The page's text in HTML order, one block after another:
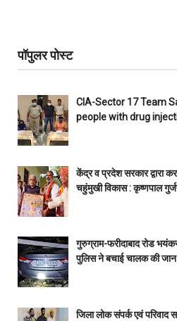
पॉपुलर पोस्ट
CIA-Sector 17 Team
people with drug
केंद्र व प्रदेश सरकार द्वारा
चहुंमुखी विकास : कृष्णपाल
गुरुग्राम-फरीदाबाद रोड
पुलिस ने बचाई चालक की जान
जिला लोक संपर्क एवं